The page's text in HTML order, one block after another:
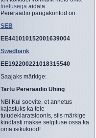
toetusegaaidata.
Pereraadio pangakontod on:
SEB
EE441010152001639004
Swedbank
EE192200221018315540
Saajaks märkige:
Tartu Pereraadio Ühing
NB! Kui soovite, et annetus
kajastuks ka teie
tuludeklaratsioonis, siis märkige
kindlasti makse selgituse ossa ka
oma isikukood!